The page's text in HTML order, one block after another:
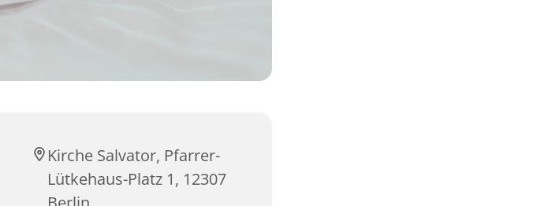
Kirche Salvator, Pfarrer-
Lütkehaus-Platz 1, 12307